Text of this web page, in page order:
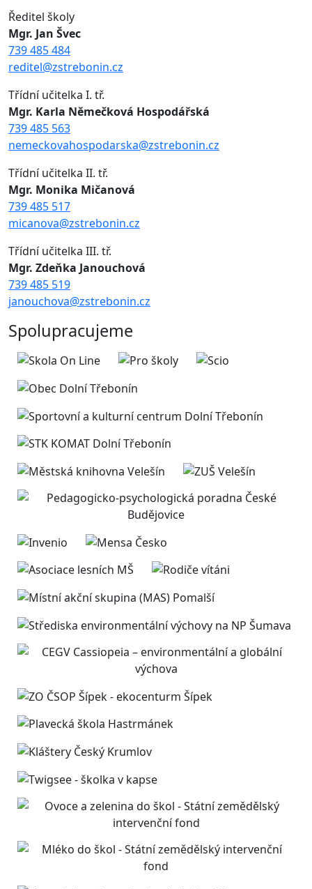
Ředitel školy
Mgr. Jan Švec
739 485 484
reditel@zstrebonin.cz
Třídní učitelka I. tř.
Mgr. Karla Němečková Hospodářská
739 485 563
nemeckovahospodarska@zstrebonin.cz
Třídní učitelka II. tř.
Mgr. Monika Mičanová
739 485 517
micanova@zstrebonin.cz
Třídní učitelka III. tř.
Mgr. Zdeňka Janouchová
739 485 519
janouchova@zstrebonin.cz
Spolupracujeme